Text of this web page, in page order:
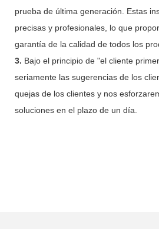
prueba de última generación. Estas
precisas y profesionales, lo que
garantía de la calidad de todos los
3. Bajo el principio de "el cliente
seriamente las sugerencias de los
quejas de los clientes y nos
soluciones en el plazo de un día.